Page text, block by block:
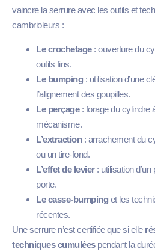
vaincre la serrure avec les outils et
cambrioleurs :
Le crochetage: ouverture du
outils fins.
Le bumping : utilisation d’une
l’alignement des goupilles.
Le perçage: forage du cylindre
mécanisme.
L’extraction: arrachement du
ou un tire-fond.
L’effet de levier: utilisation d’un
porte.
Le casse-bumping et les
récentes.
Une serrure n’est certifiée que si elle
techniques cumuléespendant la